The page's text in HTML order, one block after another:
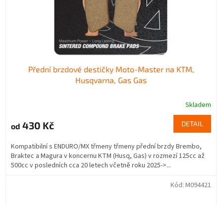
Přední brzdové destičky Moto-Master na KTM,
Husqvarna, Gas Gas
Skladem
od 430 Kč DETAIL
Kompatibilní s ENDURO/MX třmeny třmeny přední brzdy Brembo,
Braktec a Magura v koncernu KTM (Husq, Gas) v rozmezí 125cc až
500cc v posledních cca 20 letech včetně roku 2025->...
Kód: M094421